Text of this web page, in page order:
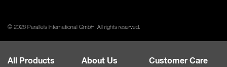
© 2026 Parallels International GmbH. All rights reserved.
All Products About Us Customer Care